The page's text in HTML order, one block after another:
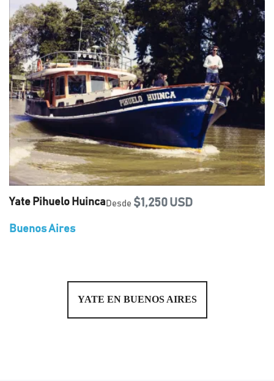
Yate Pihuelo Huinca Desde $1,250 USD
Buenos Aires
YATE EN BUENOS AIRES